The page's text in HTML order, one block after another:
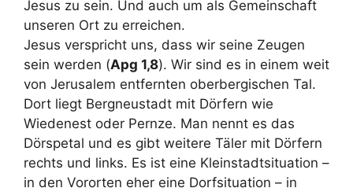
Jesus zu sein. Und auch um als Gemeinschaft
unseren Ort zu erreichen.
Jesus verspricht uns, dass wir seine Zeugen
sein werden (Apg 1,8). Wir sind es in einem weit
von Jerusalem entfernten oberbergischen Tal.
Dort liegt Bergneustadt mit Dörfern wie
Wiedenest oder Pernze. Man nennt es das
Dörspetal und es gibt weitere Täler mit Dörfern
rechts und links. Es ist eine Kleinstadtsituation –
in den Vororten eher eine Dorfsituation – in